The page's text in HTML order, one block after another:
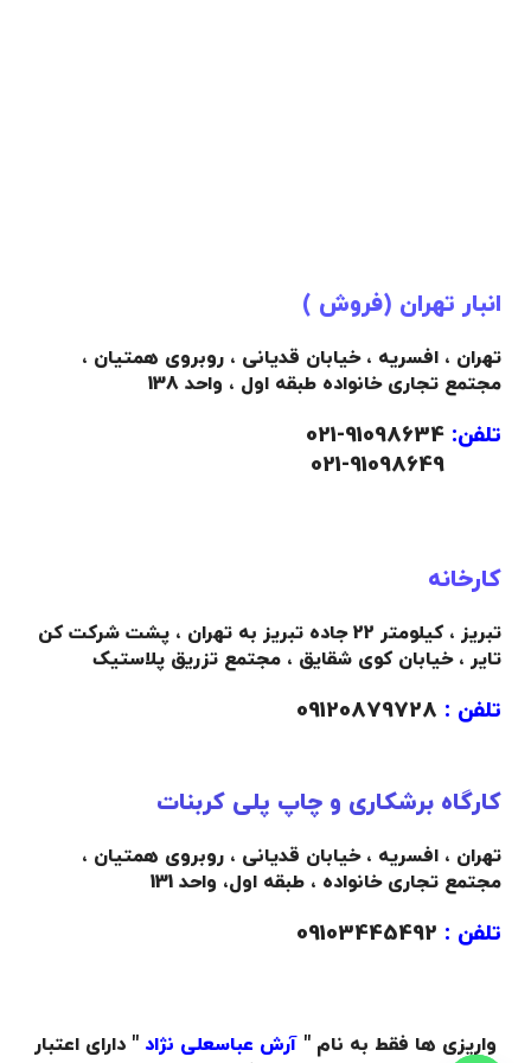
انبار تهران (فروش )
تهران ، افسریه ، خیابان قدیانی ، روبروی همتیان ،
مجتمع تجاری خانواده طبقه اول ، واحد 138
تلفن:
کارخانه
تبریز ، کیلومتر 22 جاده تبریز به تهران ، پشت شرکت کن
تایر ، خیابان کوی شقایق ، مجتمع تزریق پلاستیک
تلفن :
کارگاه برشکاری و چاپ پلی کربنات
تهران ، افسریه ، خیابان قدیانی ، روبروی همتیان ،
مجتمع تجاری خانواده ، طبقه اول، واحد 131
تلفن :
واریزی ها فقط به نام " آرش عباسعلی نژاد " دارای اعتبار